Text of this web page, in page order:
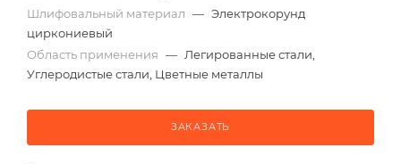
Шлифовальный материал — Электрокорунд
циркониевый
Область применения — Легированные стали,
Углеродистые стали, Цветные металлы
ЗАКАЗАТЬ